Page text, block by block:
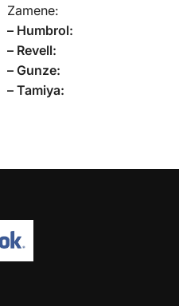
Zamene:
– Humbrol:
– Revell:
– Gunze:
– Tamiya: